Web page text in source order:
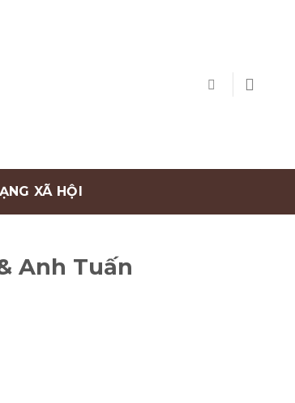
XÃ HỘI
Anh Tuấn